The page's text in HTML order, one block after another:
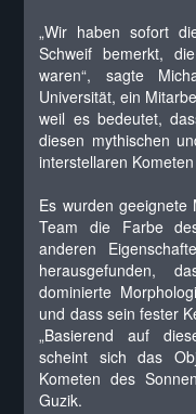
„Wir haben sofort
Schweif bemerkt,
waren“, sagte
Universität, ein
weil es bedeutet,
diesen mythischen
interstellaren
Es wurden geeignete
Team die Farbe
anderen
herausgefunden,
dominierte
und dass sein fester
„Basierend auf
scheint sich das
Kometen des
Guzik.